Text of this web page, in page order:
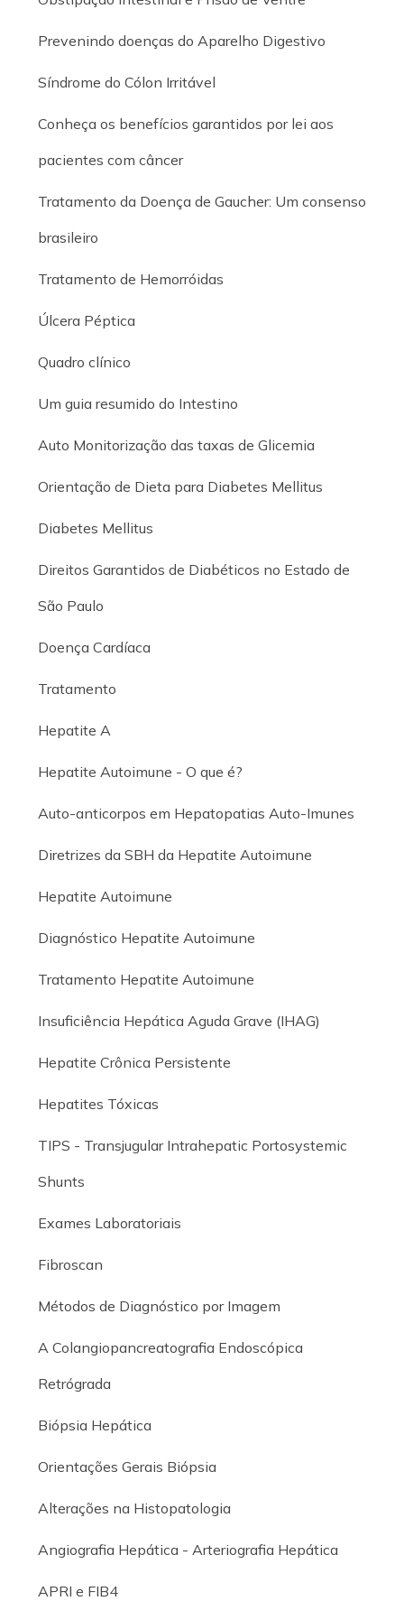
Prevenindo doenças do Aparelho Digestivo
Síndrome do Cólon Irritável
Conheça os benefícios garantidos por lei aos
pacientes com câncer
Tratamento da Doença de Gaucher: Um consenso
brasileiro
Tratamento de Hemorróidas
Úlcera Péptica
Quadro clínico
Um guia resumido do Intestino
Auto Monitorização das taxas de Glicemia
Orientação de Dieta para Diabetes Mellitus
Diabetes Mellitus
Direitos Garantidos de Diabéticos no Estado de
São Paulo
Doença Cardíaca
Tratamento
Hepatite A
Hepatite Autoimune - O que é?
Auto-anticorpos em Hepatopatias Auto-Imunes
Diretrizes da SBH da Hepatite Autoimune
Hepatite Autoimune
Diagnóstico Hepatite Autoimune
Tratamento Hepatite Autoimune
Insuficiência Hepática Aguda Grave (IHAG)
Hepatite Crônica Persistente
Hepatites Tóxicas
TIPS - Transjugular Intrahepatic Portosystemic
Shunts
Exames Laboratoriais
Fibroscan
Métodos de Diagnóstico por Imagem
A Colangiopancreatografia Endoscópica
Retrógrada
Biópsia Hepática
Orientações Gerais Biópsia
Alterações na Histopatologia
Angiografia Hepática - Arteriografia Hepática
APRI e FIB4